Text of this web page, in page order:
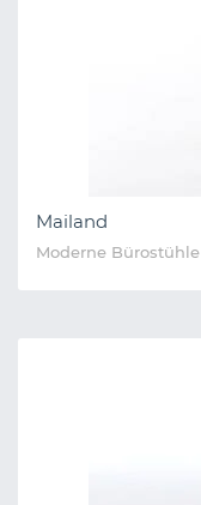
Mailand
Moderne Bürostühle